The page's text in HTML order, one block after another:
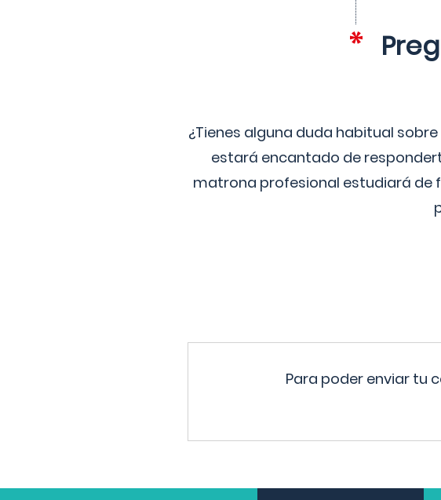
¿Tienes alguna duda habitual
estará encantado de
matrona profesional estudiará de
Para poder enviar tu